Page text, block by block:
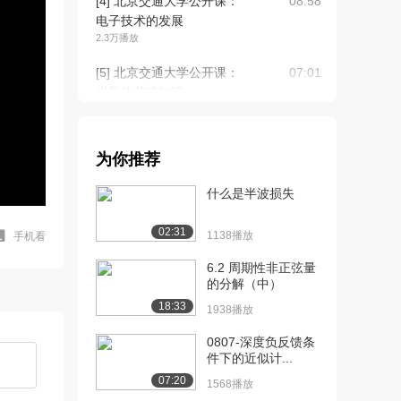
手机看
电子技术的发展
2.3万播放
[5] 北京交通大学公开课：
07:01
本征半导体
杂质半导体
[8] 北京交通大学公开课：
半导体PN结的...
[9] 北京交通大学公开课：
半导体PN结的...
14:56
为你推荐
02:31
什么是半波损失
1138播放
18:33
6.2 周期性非正弦量
的分解（中）
1938播放
07:20
0807-深度负反馈条
件下的近似计...
1568播放